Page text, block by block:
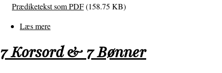
Prædiketekst som PDF(158.75 KB)
Læs mere
Jesu
opstandelse
7 Korsord & 7 Bønner